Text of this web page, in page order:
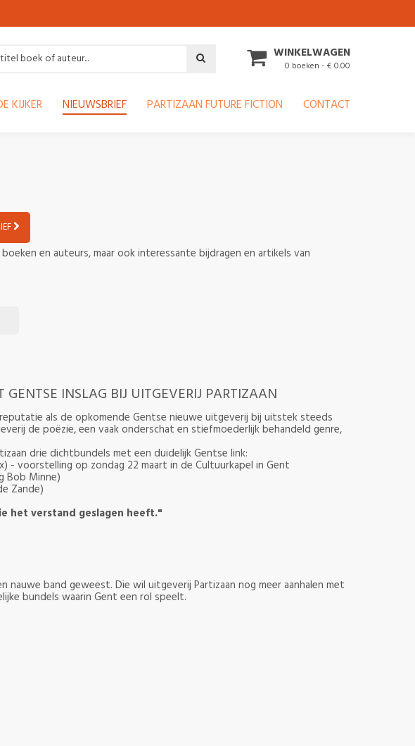
WINKELWAGEN
0 boeken - € 0.00
KIJKER NIEUWSBRIEF PARTIZAAN FUTURE FICTION CONTACT
en auteurs, maar ook interessante bijdragen en artikels van
INSLAG BIJ UITGEVERIJ PARTIZAAN
als de opkomende Gentse nieuwe uitgeverij bij uitstek steeds
de poëzie, een vaak onderschat en stiefmoederlijk behandeld genre,
drie dichtbundels met een duidelijk Gentse link:
- voorstelling op zondag 22 maart in de Cultuurkapel in Gent
Bob Minne)
Zande)
het verstand geslagen heeft."
nauwe band geweest. Die wil uitgeverij Partizaan nog meer aanhalen met
bundels waarin Gent een rol speelt.